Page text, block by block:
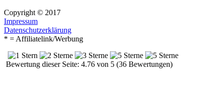
Copyright © 2017
Impressum
Datenschutzerklärung
* = Affiliatelink/Werbung
Bewertung dieser Seite: 4.76 von 5 (36 Bewertungen)